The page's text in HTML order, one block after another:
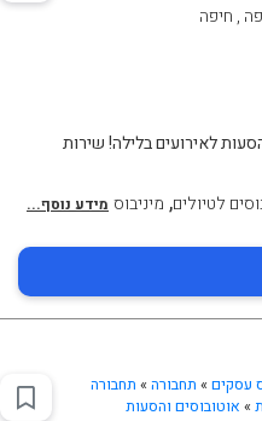
, חיפה
ביממה! הסעות לאירועים בלילה! שירות
לטיולים, מיניבוס מידע נוסף...
עסקים » תחבורה» תחבורה
» אוטובוסים והסעות